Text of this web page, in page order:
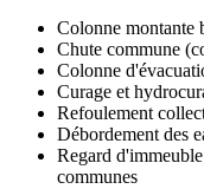
Colonne montante
Chute commune
Colonne
Curage et
Refoulement
Débordement des
Regard
communes